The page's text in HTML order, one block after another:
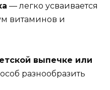
— легко усваивается
витаминов и
выпечке или
разнообразить